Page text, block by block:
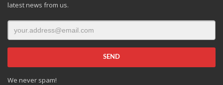
latest news from us.
We never spam!